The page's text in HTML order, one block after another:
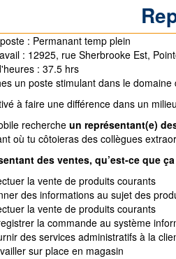
: Permanant temp plein
: 12925, rue Sherbrooke Est,
: 37.5 hrs
un poste stimulant dans le domaine
à faire une différence dans un
recherche un représentant(e)
où tu côtoieras des collègues
des ventes, qu’est-ce que
la vente de produits courants
des informations au sujet des
la vente de produits courants
la commande au système
des services administratifs à la
sur place en magasin